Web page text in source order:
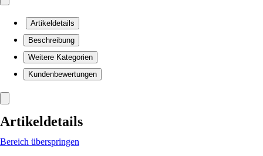
Artikeldetails
Beschreibung
Weitere Kategorien
Kundenbewertungen
Artikeldetails
Bereich überspringen